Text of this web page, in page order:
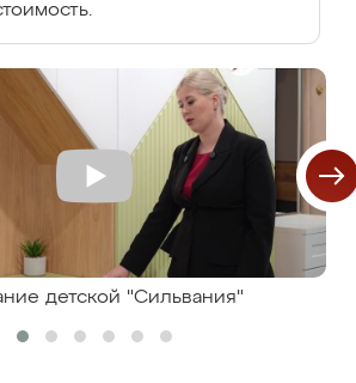
детской "Сильвания"